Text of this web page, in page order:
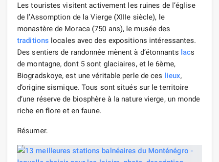
Les touristes visitent activement les ruines de l’église
de l’Assomption de la Vierge (XIIIe siècle), le
monastère de Moraca (750 ans), le musée des
traditions locales avec des expositions intéressantes.
Des sentiers de randonnée mènent à d’étonnants lacs
de montagne, dont 5 sont glaciaires, et le 6ème,
Biogradskoye, est une véritable perle de ces lieux,
d’origine sismique. Tous sont situés sur le territoire
d’une réserve de biosphère à la nature vierge, un monde
riche en flore et en faune.
Résumer.